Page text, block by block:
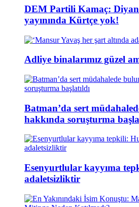
DEM Partili Kamaç:
yayınında Kürtçe yok!
Adliye binalarımız güzel
Batman’da sert
hakkında soruşturma
Esenyurtlular kayyıma
adaletsizliktir